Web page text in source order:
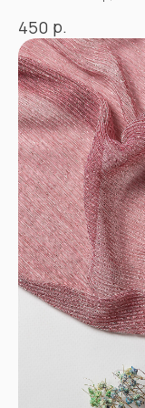
450 р.
ОДНОКЛАССНИКИ
YOU TUBE